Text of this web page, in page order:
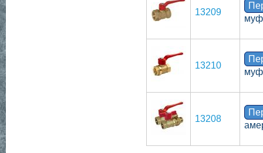
13209
13210
13208